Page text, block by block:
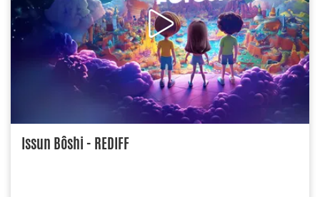
Issun Bôshi - REDIFF